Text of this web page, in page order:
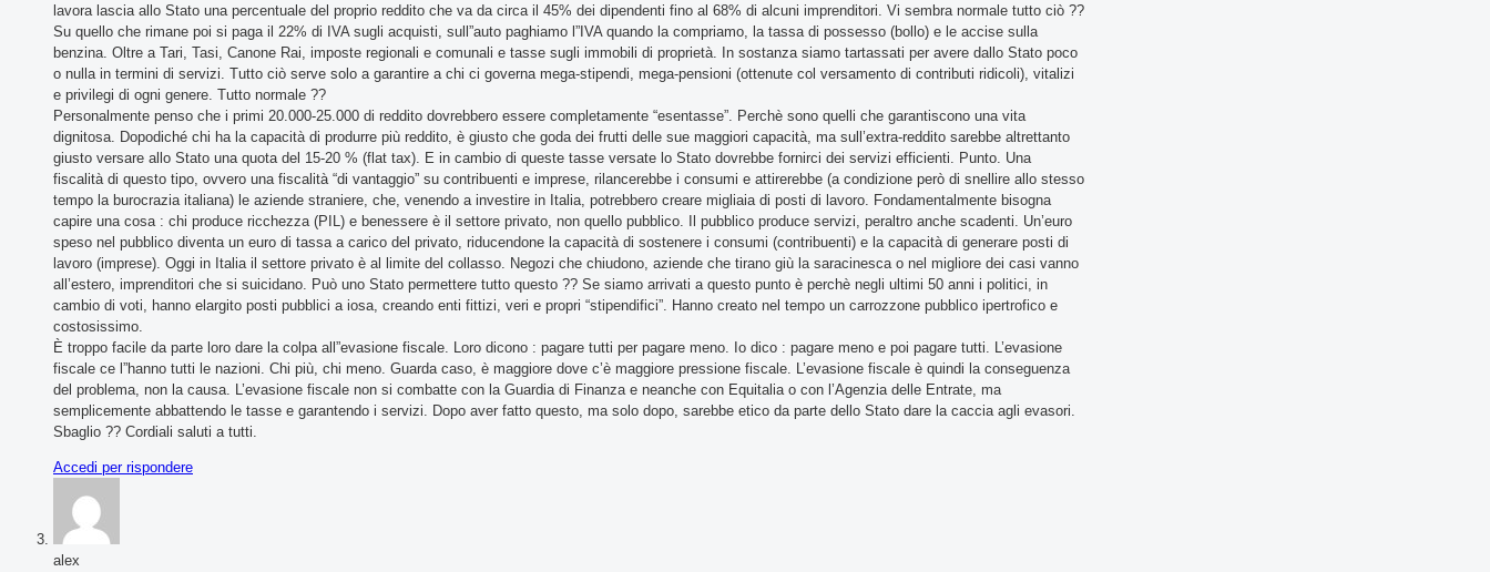
lavora lascia allo Stato una percentuale del proprio reddito che va da circa il 45% dei dipendenti fino al 68% di alcuni imprenditori. Vi sembra normale tutto ciò ??
Su quello che rimane poi si paga il 22% di IVA sugli acquisti, sull”auto paghiamo l”IVA quando la compriamo, la tassa di possesso (bollo) e le accise sulla
benzina. Oltre a Tari, Tasi, Canone Rai, imposte regionali e comunali e tasse sugli immobili di proprietà. In sostanza siamo tartassati per avere dallo Stato poco
o nulla in termini di servizi. Tutto ciò serve solo a garantire a chi ci governa mega-stipendi, mega-pensioni (ottenute col versamento di contributi ridicoli), vitalizi
e privilegi di ogni genere. Tutto normale ??
Personalmente penso che i primi 20.000-25.000 di reddito dovrebbero essere completamente “esentasse”. Perchè sono quelli che garantiscono una vita
dignitosa. Dopodiché chi ha la capacità di produrre più reddito, è giusto che goda dei frutti delle sue maggiori capacità, ma sull’extra-reddito sarebbe altrettanto
giusto versare allo Stato una quota del 15-20 % (flat tax). E in cambio di queste tasse versate lo Stato dovrebbe fornirci dei servizi efficienti. Punto. Una
fiscalità di questo tipo, ovvero una fiscalità “di vantaggio” su contribuenti e imprese, rilancerebbe i consumi e attirerebbe (a condizione però di snellire allo stesso
tempo la burocrazia italiana) le aziende straniere, che, venendo a investire in Italia, potrebbero creare migliaia di posti di lavoro. Fondamentalmente bisogna
capire una cosa : chi produce ricchezza (PIL) e benessere è il settore privato, non quello pubblico. Il pubblico produce servizi, peraltro anche scadenti. Un’euro
speso nel pubblico diventa un euro di tassa a carico del privato, riducendone la capacità di sostenere i consumi (contribuenti) e la capacità di generare posti di
lavoro (imprese). Oggi in Italia il settore privato è al limite del collasso. Negozi che chiudono, aziende che tirano giù la saracinesca o nel migliore dei casi vanno
all’estero, imprenditori che si suicidano. Può uno Stato permettere tutto questo ?? Se siamo arrivati a questo punto è perchè negli ultimi 50 anni i politici, in
cambio di voti, hanno elargito posti pubblici a iosa, creando enti fittizi, veri e propri “stipendifici”. Hanno creato nel tempo un carrozzone pubblico ipertrofico e
costosissimo.
È troppo facile da parte loro dare la colpa all”evasione fiscale. Loro dicono : pagare tutti per pagare meno. Io dico : pagare meno e poi pagare tutti. L’evasione
fiscale ce l”hanno tutti le nazioni. Chi più, chi meno. Guarda caso, è maggiore dove c’è maggiore pressione fiscale. L’evasione fiscale è quindi la conseguenza
del problema, non la causa. L’evasione fiscale non si combatte con la Guardia di Finanza e neanche con Equitalia o con l’Agenzia delle Entrate, ma
semplicemente abbattendo le tasse e garantendo i servizi. Dopo aver fatto questo, ma solo dopo, sarebbe etico da parte dello Stato dare la caccia agli evasori.
Sbaglio ?? Cordiali saluti a tutti.
Accedi per rispondere
alex